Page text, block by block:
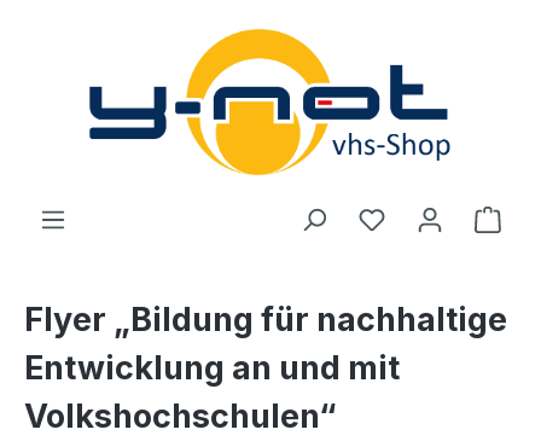
Zum Hauptinhalt springen
Du hast 0
Flyer „Bildung für nachhaltige
Entwicklung an und mit
Volkshochschulen“